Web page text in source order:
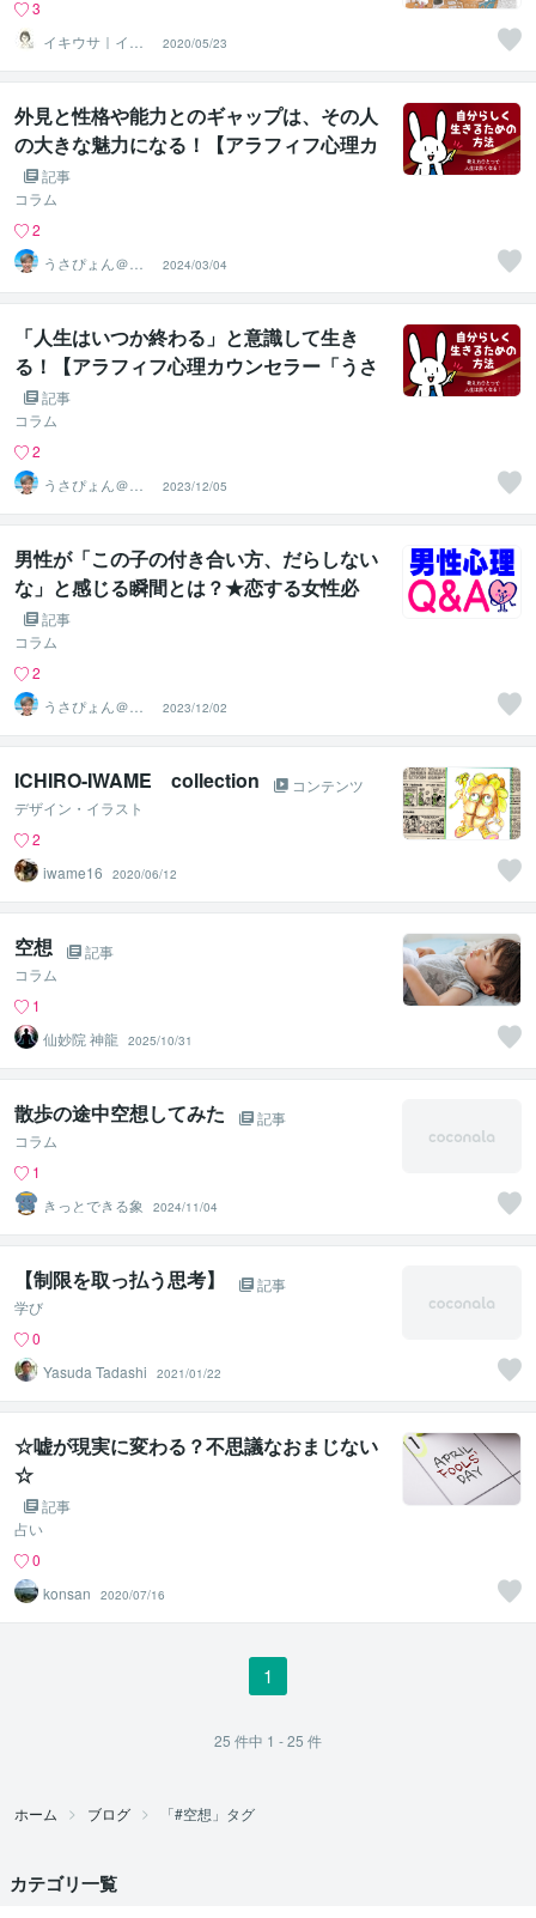
3
イキウサ｜イキ
ウサデザイン
2020/05/23
外見と性格や能力とのギャップは、その人
の大きな魅力になる！【アラフィフ心理カ
ウンセラー「うさぴょん」のココナラ電話
相談
記事
コラム
2
うさぴょん＠癒
し系アラフィフ
心寄り添い人
2024/03/04
「人生はいつか終わる」と意識して生き
る！【アラフィフ心理カウンセラー「うさ
ぴょん」のココナラ電話相談】
記事
コラム
2
うさぴょん＠癒
し系アラフィフ
心寄り添い人
2023/12/05
男性が「この子の付き合い方、だらしない
な」と感じる瞬間とは？★恋する女性必
見！男の本音を紐解こう！【男性心理Q&
A】片思い・不倫・復縁の恋愛心理学『コ
コナラ電話相談』
記事
コラム
2
うさぴょん＠癒
し系アラフィフ
心寄り添い人
2023/12/02
ICHIRO-IWAME collection
コンテンツ
デザイン・イラスト
2
iwame16
2020/06/12
空想
記事
コラム
1
仙妙院 神龍
2025/10/31
散歩の途中空想してみた
記事
コラム
1
きっとできる象
2024/11/04
【制限を取っ払う思考】
記事
学び
0
Yasuda Tadashi
2021/01/22
☆嘘が現実に変わる？不思議なおまじない
☆
記事
占い
0
konsan
2020/07/16
1
25 件中 1 - 25 件
ホーム ブログ 「#空想」タグ
カテゴリ一覧